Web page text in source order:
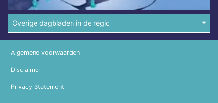
Overige dagbladen in de regio
Algemene voorwaarden
Disclaimer
Privacy Statement